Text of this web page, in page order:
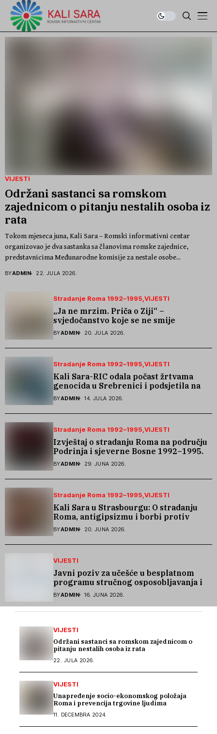
VIJESTI
Održani sastanci sa romskom
zajednicom o pitanju nestalih osoba iz
rata
Tokom mjeseca juna, Kali Sara – Romski informativni centar
organizovao je dva sastanka sa članovima romske zajednice,
predstavnicima Međunarodne komisije za nestale osobe...
BYADMIN 22. JULA 2026.
Stradanje Roma 1992–1995 VIJESTI
„Ja ne mrzim. Priča o Ziji“ –
svjedočanstvo koje se ne smije
zaboraviti
BYADMIN 20. JULA 2026.
Stradanje Roma 1992–1995 VIJESTI
Kali Sara-RIC odala počast žrtvama
genocida u Srebrenici i podsjetila na
stradanje Roma iz Skočića
BYADMIN 14. JULA 2026.
Stradanje Roma 1992–1995 VIJESTI
Izvještaj o stradanju Roma na području
Podrinja i sjeverne Bosne 1992–1995.
godine
BYADMIN 29. JUNA 2026.
Stradanje Roma 1992–1995 VIJESTI
Kali Sara u Strasbourgu: O stradanju
Roma, antigipsizmu i borbi protiv
govora mržnje
BYADMIN 20. JUNA 2026.
VIJESTI
Javni poziv za učešće u besplatnom
programu stručnog osposobljavanja i
podrške pri zapošljavanju
BYADMIN 16. JUNA 2026.
VIJESTI
Održani sastanci sa romskom zajednicom o
pitanju nestalih osoba iz rata
22. JULA 2026.
VIJESTI
Unapređenje socio-ekonomskog položaja
Roma i prevencija trgovine ljudima
11. DECEMBRA 2024.